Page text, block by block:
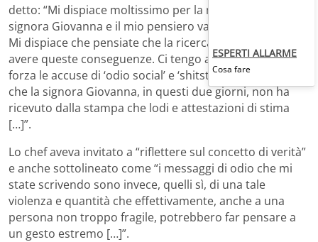
detto: “Mi dispiace moltissimo per la morte della
signora Giovanna e il mio pensiero va alla sua famiglia.
Mi dispiace che pensiate che la ricerca della verità possa
avere queste conseguenze. Ci tengo a respingere con
forza le accuse di ‘odio social’ e ‘shitstorm’ dal momento
che la signora Giovanna, in questi due giorni, non ha
ricevuto dalla stampa che lodi e attestazioni di stima
[…]”.
Lo chef aveva invitato a “riflettere sul concetto di verità”
e anche sottolineato come “i messaggi di odio che mi
state scrivendo sono invece, quelli sì, di una tale
violenza e quantità che effettivamente, anche a una
persona non troppo fragile, potrebbero far pensare a
un gesto estremo […]”.
ESPERTI ALLARME
Cosa fare